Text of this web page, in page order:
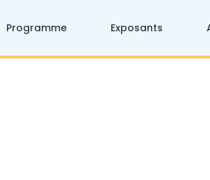
Programme Exposants